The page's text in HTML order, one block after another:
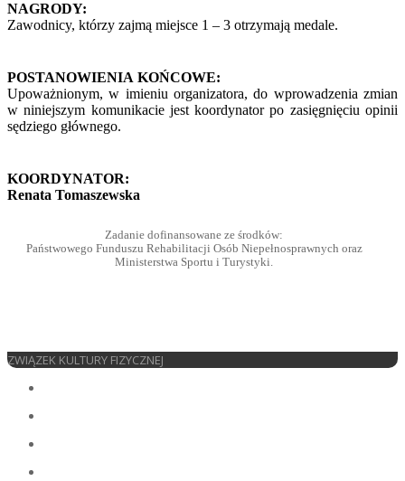
NAGRODY:
Zawodnicy, którzy zajmą miejsce 1 – 3 otrzymają medale.
POSTANOWIENIA KOŃCOWE:
Upoważnionym, w imieniu organizatora, do wprowadzenia zmian
w niniejszym komunikacie jest koordynator po zasięgnięciu opinii
sędziego głównego.
KOORDYNATOR:
Renata Tomaszewska
Zadanie dofinansowane ze środków:
Państwowego Funduszu Rehabilitacji Osób Niepełnosprawnych oraz
Ministerstwa Sportu i Turystyki.
ZWIĄZEK KULTURY FIZYCZNEJ